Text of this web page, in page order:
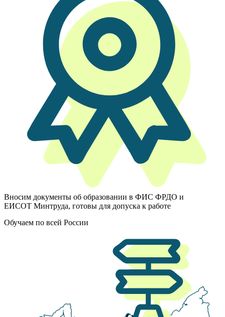
Вносим документы об образовании в ФИС ФРДО и
ЕИСОТ Минтруда, готовы для допуска к работе
Обучаем по всей России